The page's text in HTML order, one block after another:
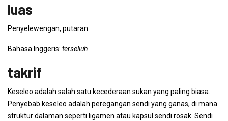
luas
Penyelewengan, putaran
Bahasa Inggeris: terseliuh
takrif
Keseleo adalah salah satu kecederaan sukan yang paling biasa.
Penyebab keseleo adalah peregangan sendi yang ganas, di mana
struktur dalaman seperti ligamen atau kapsul sendi rosak. Sendi